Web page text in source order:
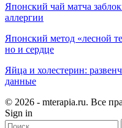
Японский чай матча
аллергии
Японский метод «лесной
но и сердце
Яйца и холестерин:
данные
© 2026 - mterapia.ru. Все
Sign in